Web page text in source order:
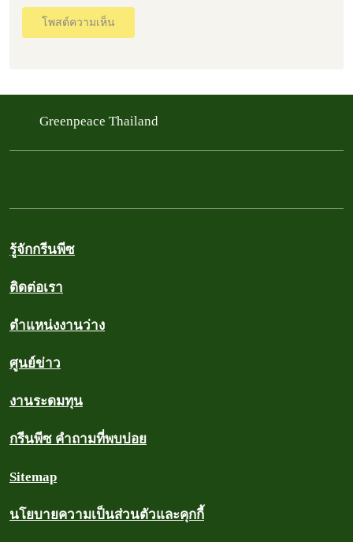
โพสต์ความเห็น
Greenpeace Thailand
รู้จักกรีนพีซ
ติดต่อเรา
ตำแหน่งงานว่าง
ศูนย์ข่าว
งานระดมทุน
กรีนพีซ คำถามที่พบบ่อย
Sitemap
นโยบายความเป็นส่วนตัวและคุกกี้